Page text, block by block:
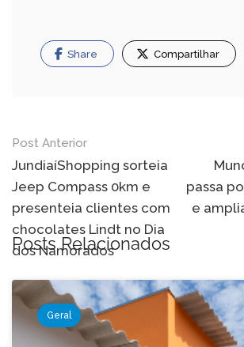
Share Compartilhar
Navegação
de
Post
Post Anterior
JundiaíShopping sorteia
Jeep Compass 0km e
presenteia clientes com
chocolates Lindt no Dia
dos Namorados
passa
e
Posts Relacionados
Geral